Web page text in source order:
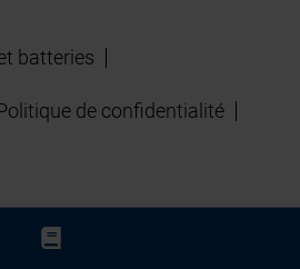
batteries
de confidentialité